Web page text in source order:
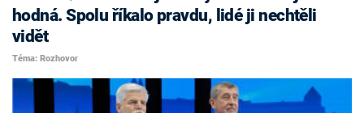
hodná. Spolu říkalo pravdu, lidé ji nechtěli
vidět
Téma: Rozhovor